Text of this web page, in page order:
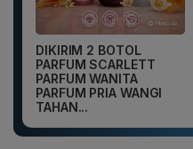
DIKIRIM 2 BOTOL
PARFUM SCARLETT
PARFUM WANITA
PARFUM PRIA WANGI
TAHAN...